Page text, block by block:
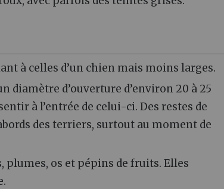
à celles d’un chien mais moins larges.
diamètre d’ouverture d’environ 20 à 25
à l’entrée de celui-ci. Des restes de
des terriers, surtout au moment de
plumes, os et pépins de fruits. Elles